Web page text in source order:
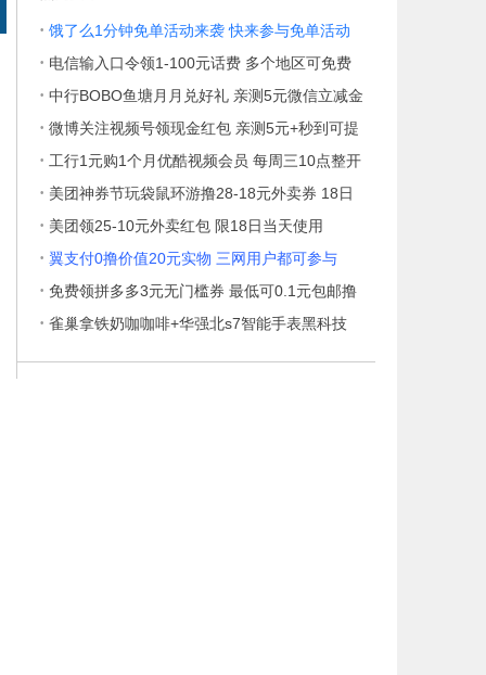
· 饿了么1分钟免单活动来袭 快来参与免单活动
· 电信输入口令领1-100元话费 多个地区可免费
· 中行BOBO鱼塘月月兑好礼 亲测5元微信立减金
· 微博关注视频号领现金红包 亲测5元+秒到可提
· 工行1元购1个月优酷视频会员 每周三10点整开
· 美团神券节玩袋鼠环游撸28-18元外卖券 18日
· 美团领25-10元外卖红包 限18日当天使用
· 翼支付0撸价值20元实物 三网用户都可参与
· 免费领拼多多3元无门槛券 最低可0.1元包邮撸
· 雀巢拿铁奶咖咖啡+华强北s7智能手表黑科技